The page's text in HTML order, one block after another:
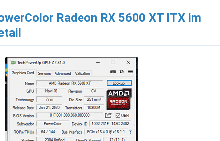
Radeon RX 5600 XT ITX im